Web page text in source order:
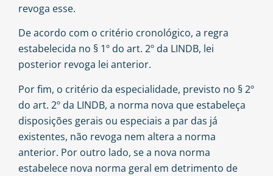
revoga esse.
De acordo com o critério cronológico, a regra
estabelecida no § 1º do art. 2º da LINDB, lei
posterior revoga lei anterior.
Por fim, o critério da especialidade, previsto no § 2º
do art. 2º da LINDB, a norma nova que estabeleça
disposições gerais ou especiais a par das já
existentes, não revoga nem altera a norma
anterior. Por outro lado, se a nova norma
estabelece nova norma geral em detrimento de